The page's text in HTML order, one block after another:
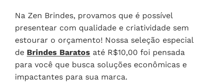
Na Zen Brindes, provamos que é possível
presentear com qualidade e criatividade sem
estourar o orçamento! Nossa seleção especial
de Brindes Baratos até R$10,00 foi pensada
para você que busca soluções econômicas e
impactantes para sua marca.